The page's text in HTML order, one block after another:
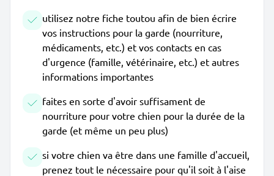
utilisez notre fiche toutou afin de bien écrire
vos instructions pour la garde (nourriture,
médicaments, etc.) et vos contacts en cas
d'urgence (famille, vétérinaire, etc.) et autres
informations importantes
faites en sorte d'avoir suffisament de
nourriture pour votre chien pour la durée de la
garde (et même un peu plus)
si votre chien va être dans une famille d'accueil,
prenez tout le nécessaire pour qu'il soit à l'aise